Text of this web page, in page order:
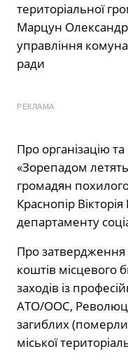
територіальної
Марцун
управління
ради
РЕКЛАМА
Про організацію
«Зорепадом
громадян
Краснопір
департаменту
Про
коштів місцевого
заходів із
АТО/ООС,
загиблих
міської